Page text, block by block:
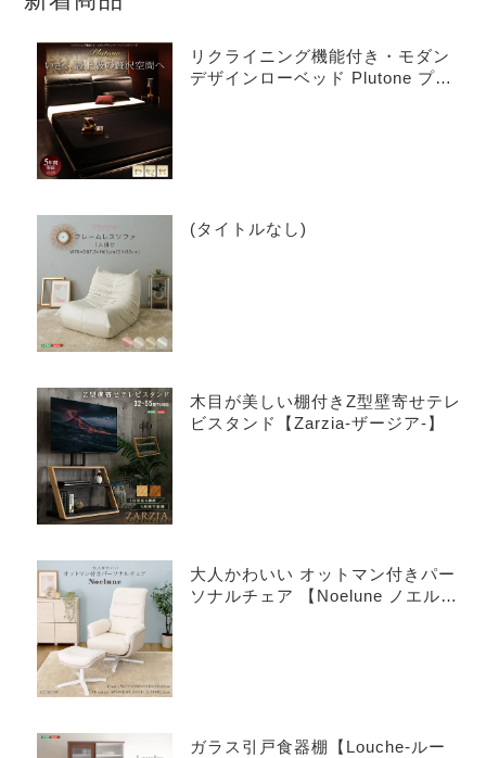
リクライニング機能付き・モダン
デザインローベッド Plutone プル
(タイトルなし)
木目が美しい棚付きZ型壁寄せテレ
ビスタンド【Zarzia-ザージア-】
大人かわいい オットマン付きパー
ソナルチェア 【Noelune ノエル
ガラス引戸食器棚【Louche-ルー